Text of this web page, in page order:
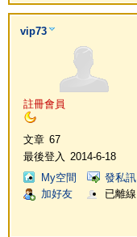
vip73
註冊會員
文章 67
最後登入
2014-6-18
My空間
發私訊
加好友
已離線